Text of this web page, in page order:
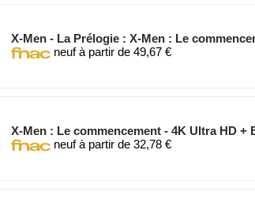
X-Men - La Prélogie : X-Men : Le
neuf à partir de 49,67 €
X-Men : Le commencement - 4K Ultra HD +
neuf à partir de 32,78 €